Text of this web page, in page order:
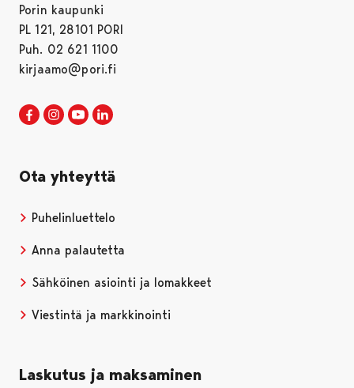
Porin kaupunki
PL 121, 28101 PORI
Puh. 02 621 1100
kirjaamo@pori.fi
Porin kaupunki Facebookissa
Avautuu uudessa välilehdessä
Porin kaupunki Instagramissa
Avautuu uudessa välilehdessä
Porin kaupunki Youtubessa
Avautuu uudessa välilehdessä
Ota yhteyttä
Puhelinluettelo
Anna palautetta
Sähköinen asiointi ja lomakkeet
Viestintä ja markkinointi
Laskutus ja maksaminen